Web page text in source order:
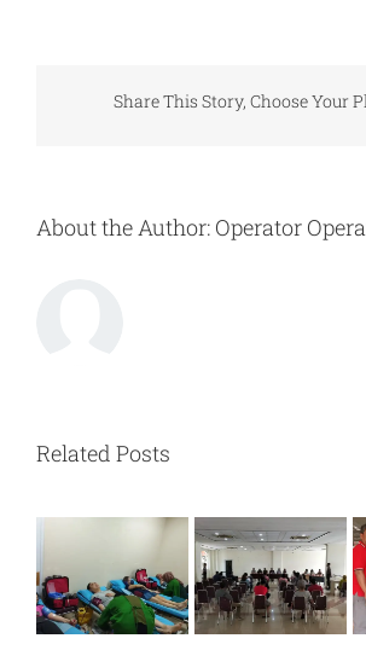
Share This Story, Choose Your
About the Author: Operator
Related Posts